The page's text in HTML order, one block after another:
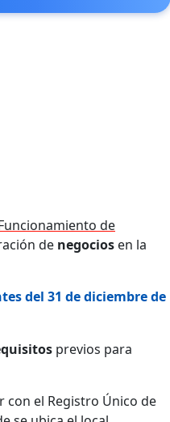
de
de negocios en la
del 31 de diciembre de
previos para
con el Registro Único de